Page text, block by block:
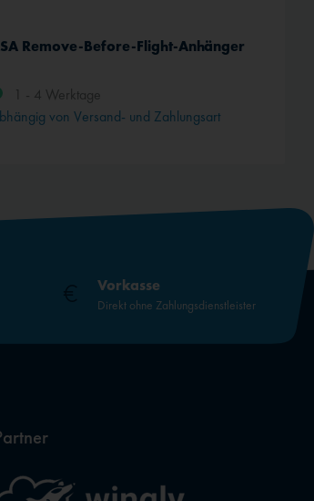
Remove-Before-Flight-Anhänger
1 - 4 Werktage
von Versand- und Zahlungsart
Vorkasse
Direkt ohne Zahlungsdienstleister